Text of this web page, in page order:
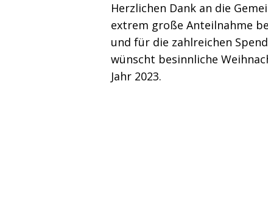
Herzlichen Dank an die
extrem große Anteilnahme
und für die zahlreichen
wünscht besinnliche
Jahr 2023.